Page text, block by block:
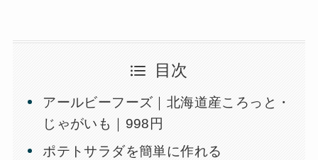
目次
アールビーフーズ｜北海道産ころっと・
じゃがいも｜998円
ポテトサラダを簡単に作れる